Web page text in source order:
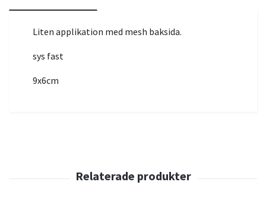
Liten applikation med mesh baksida.
sys fast
9x6cm